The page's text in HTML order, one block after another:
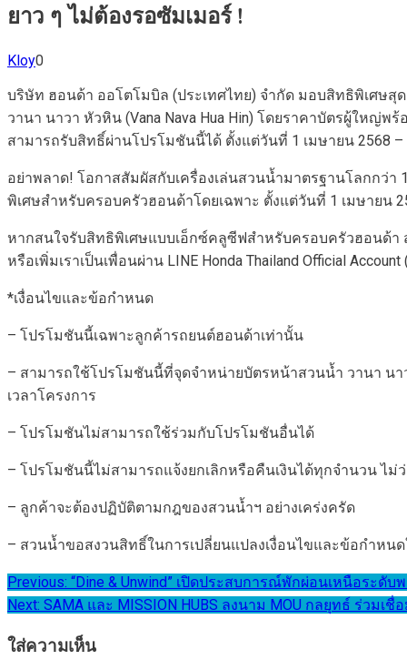
ยาว ๆ ไม่ต้องรอซัมเมอร์ !
Kloy0
บริษัท ฮอนด้า ออโตโมบิล (ประเทศไทย) จำกัด มอบสิทธิพิเศษ
วานา นาวา หัวหิน (Vana Nava Hua Hin) โดยราคาบัตรผู้ใหญ่
สามารถรับสิทธิ์ผ่านโปรโมชันนี้ได้ ตั้งแต่วันที่ 1 เมษายน 2568
อย่าพลาด! โอกาสสัมผัสกับเครื่องเล่นสวนน้ำมาตรฐานโลกกว่า
พิเศษสำหรับครอบครัวฮอนด้าโดยเฉพาะ ตั้งแต่วันที่ 1 เมษายน
หากสนใจรับสิทธิพิเศษแบบเอ็กซ์คลูซีฟสำหรับครอบครัวฮอนด้า
หรือเพิ่มเราเป็นเพื่อนผ่าน LINE Honda Thailand Official
*เงื่อนไขและข้อกำหนด
– โปรโมชันนี้เฉพาะลูกค้ารถยนต์ฮอนด้าเท่านั้น
– สามารถใช้โปรโมชันนี้ที่จุดจำหน่ายบัตรหน้าสวนน้ำ วานา น
เวลาโครงการ
– โปรโมชันไม่สามารถใช้ร่วมกับโปรโมชันอื่นได้
– โปรโมชันนี้ไม่สามารถแจ้งยกเลิกหรือคืนเงินได้ทุกจำนวน ไม่
– ลูกค้าจะต้องปฏิบัติตามกฎของสวนน้ำฯ อย่างเคร่งครัด
– สวนน้ำขอสงวนสิทธิ์ในการเปลี่ยนแปลงเงื่อนไขและข้อกำหน
แนะแนว
เรื่อง
Previous: “Dine & Unwind” เปิดประสบการณ์พักผ่อนเหนือระดั
Next: SAMA และ MISSION HUBS ลงนาม MOU กลยุทธ์ ร่ว
ใส่ความเห็น